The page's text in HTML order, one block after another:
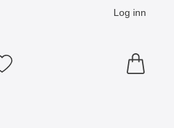
Log inn
Mine favoritter